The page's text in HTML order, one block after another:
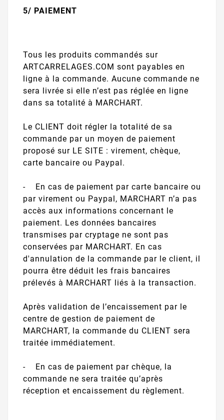
5/ PAIEMENT
Tous les produits commandés sur
ARTCARRELAGES.COM sont payables en
ligne à la commande. Aucune commande ne
sera livrée si elle n’est pas réglée en ligne
dans sa totalité à MARCHART.
Le CLIENT doit régler la totalité de sa
commande par un moyen de paiement
proposé sur LE SITE : virement, chèque,
carte bancaire ou Paypal.
- En cas de paiement par carte bancaire ou
par virement ou Paypal, MARCHART n’a pas
accès aux informations concernant le
paiement. Les données bancaires
transmises par cryptage ne sont pas
conservées par MARCHART. En cas
d'annulation de la commande par le client, il
pourra être déduit les frais bancaires
prélevés à MARCHART liés à la transaction.
Après validation de l’encaissement par le
centre de gestion de paiement de
MARCHART, la commande du CLIENT sera
traitée immédiatement.
- En cas de paiement par chèque, la
commande ne sera traitée qu’après
réception et encaissement du règlement.